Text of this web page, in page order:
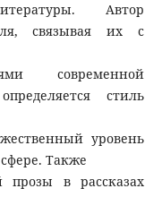
Автор
связывая их с
современной
стиль
уровень
Также
прозы в рассказах